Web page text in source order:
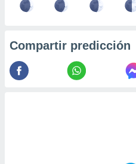
Compartir predicción